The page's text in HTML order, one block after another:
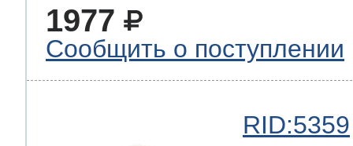
1977
Сообщить о поступлении
RID:5359